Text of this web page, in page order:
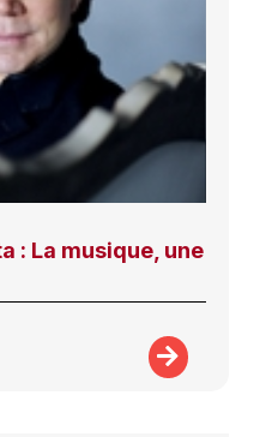
: La musique, une